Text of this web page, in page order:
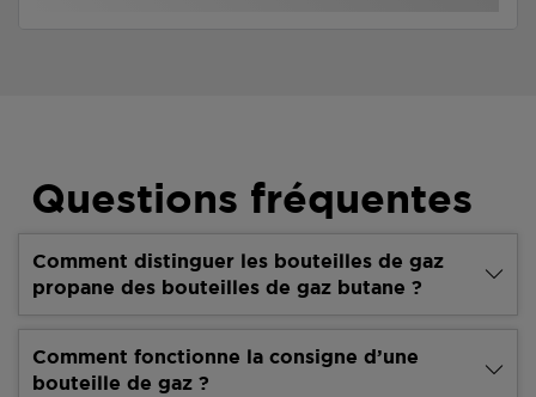
Questions fréquentes
Comment distinguer les bouteilles de gaz
propane des bouteilles de gaz butane ?
Comment fonctionne la consigne d’une
bouteille de gaz ?